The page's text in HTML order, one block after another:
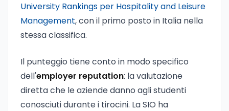
University Rankings per Hospitality and Leisure
Management, con il primo posto in Italia nella
stessa classifica.
Il punteggio tiene conto in modo specifico
dell'employer reputation: la valutazione
diretta che le aziende danno agli studenti
conosciuti durante i tirocini. La SIO ha